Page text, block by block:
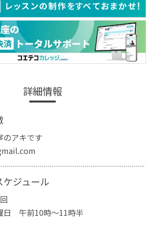
詳細情報
のアキです
ケジュール
午前10時～11時半